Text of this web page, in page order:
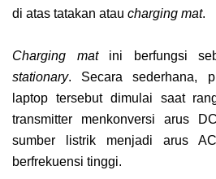
di atas tatakan atau charging mat.
Charging matini berfungsi
stationary. Secara sederhana,
laptop tersebut dimulai saat
transmitter menkonversi arus
sumber listrik menjadi arus
berfrekuensi tinggi.